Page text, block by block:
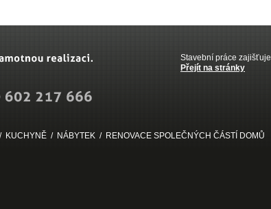
Stavební práce zajišťuje
Přejít na stránky
/ KUCHYNĚ / NÁBYTEK / RENOVACE SPOLEČNÝCH ČÁSTÍ DOMŮ